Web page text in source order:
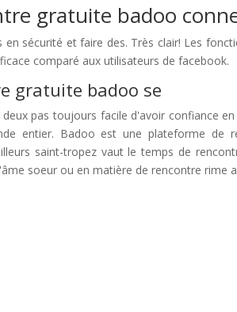
gratuite badoo
sécurité et faire des. Très clair! Les
comparé aux utilisateurs de facebook.
gratuite badoo se
pas toujours facile d'avoir confiance
entier. Badoo est une plateforme de
saint-tropez vaut le temps de
soeur ou en matière de rencontre rime